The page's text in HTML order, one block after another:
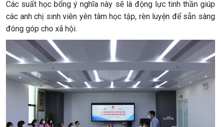
Các suất học bổng ý nghĩa này sẽ là động lực tinh thần giúp
các anh chị sinh viên yên tâm học tập, rèn luyện để sẵn sàng
đóng góp cho xã hội.